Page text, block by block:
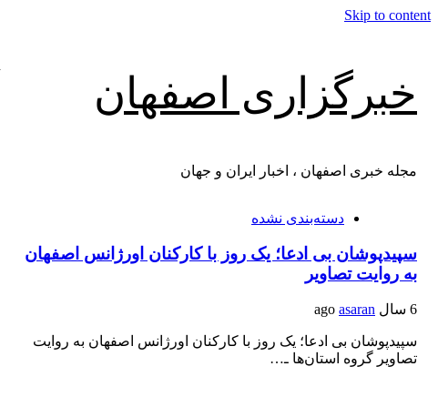
Skip to content
خبرگزاری اصفهان
مجله خبری اصفهان ، اخبار ایران و جهان
دسته‌بندی نشده
سپیدپوشان بی ادعا؛ یک روز با کارکنان اورژانس اصفهان
به روایت تصاویر
6 سال ago asaran
سپیدپوشان بی ادعا؛ یک روز با کارکنان اورژانس اصفهان به روایت
تصاویر گروه استان‌ها ـ…